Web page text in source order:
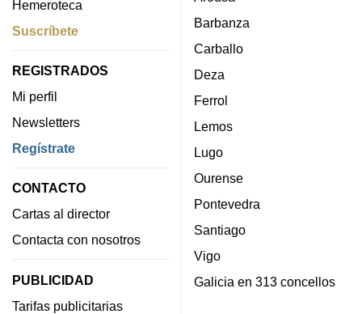
Hemeroteca
Suscríbete
REGISTRADOS
Mi perfil
Newsletters
Regístrate
CONTACTO
Cartas al director
Contacta con nosotros
PUBLICIDAD
Tarifas publicitarias
Barbanza
Carballo
Deza
Ferrol
Lemos
Lugo
Ourense
Pontevedra
Santiago
Vigo
Galicia en 313 concellos